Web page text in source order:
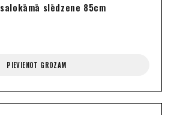
slēdzene 85cm
PIEVIENOT GROZAM